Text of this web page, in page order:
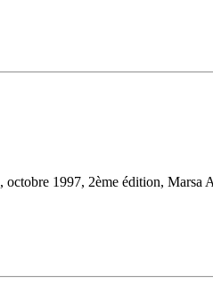
, octobre 1997, 2ème édition, Marsa